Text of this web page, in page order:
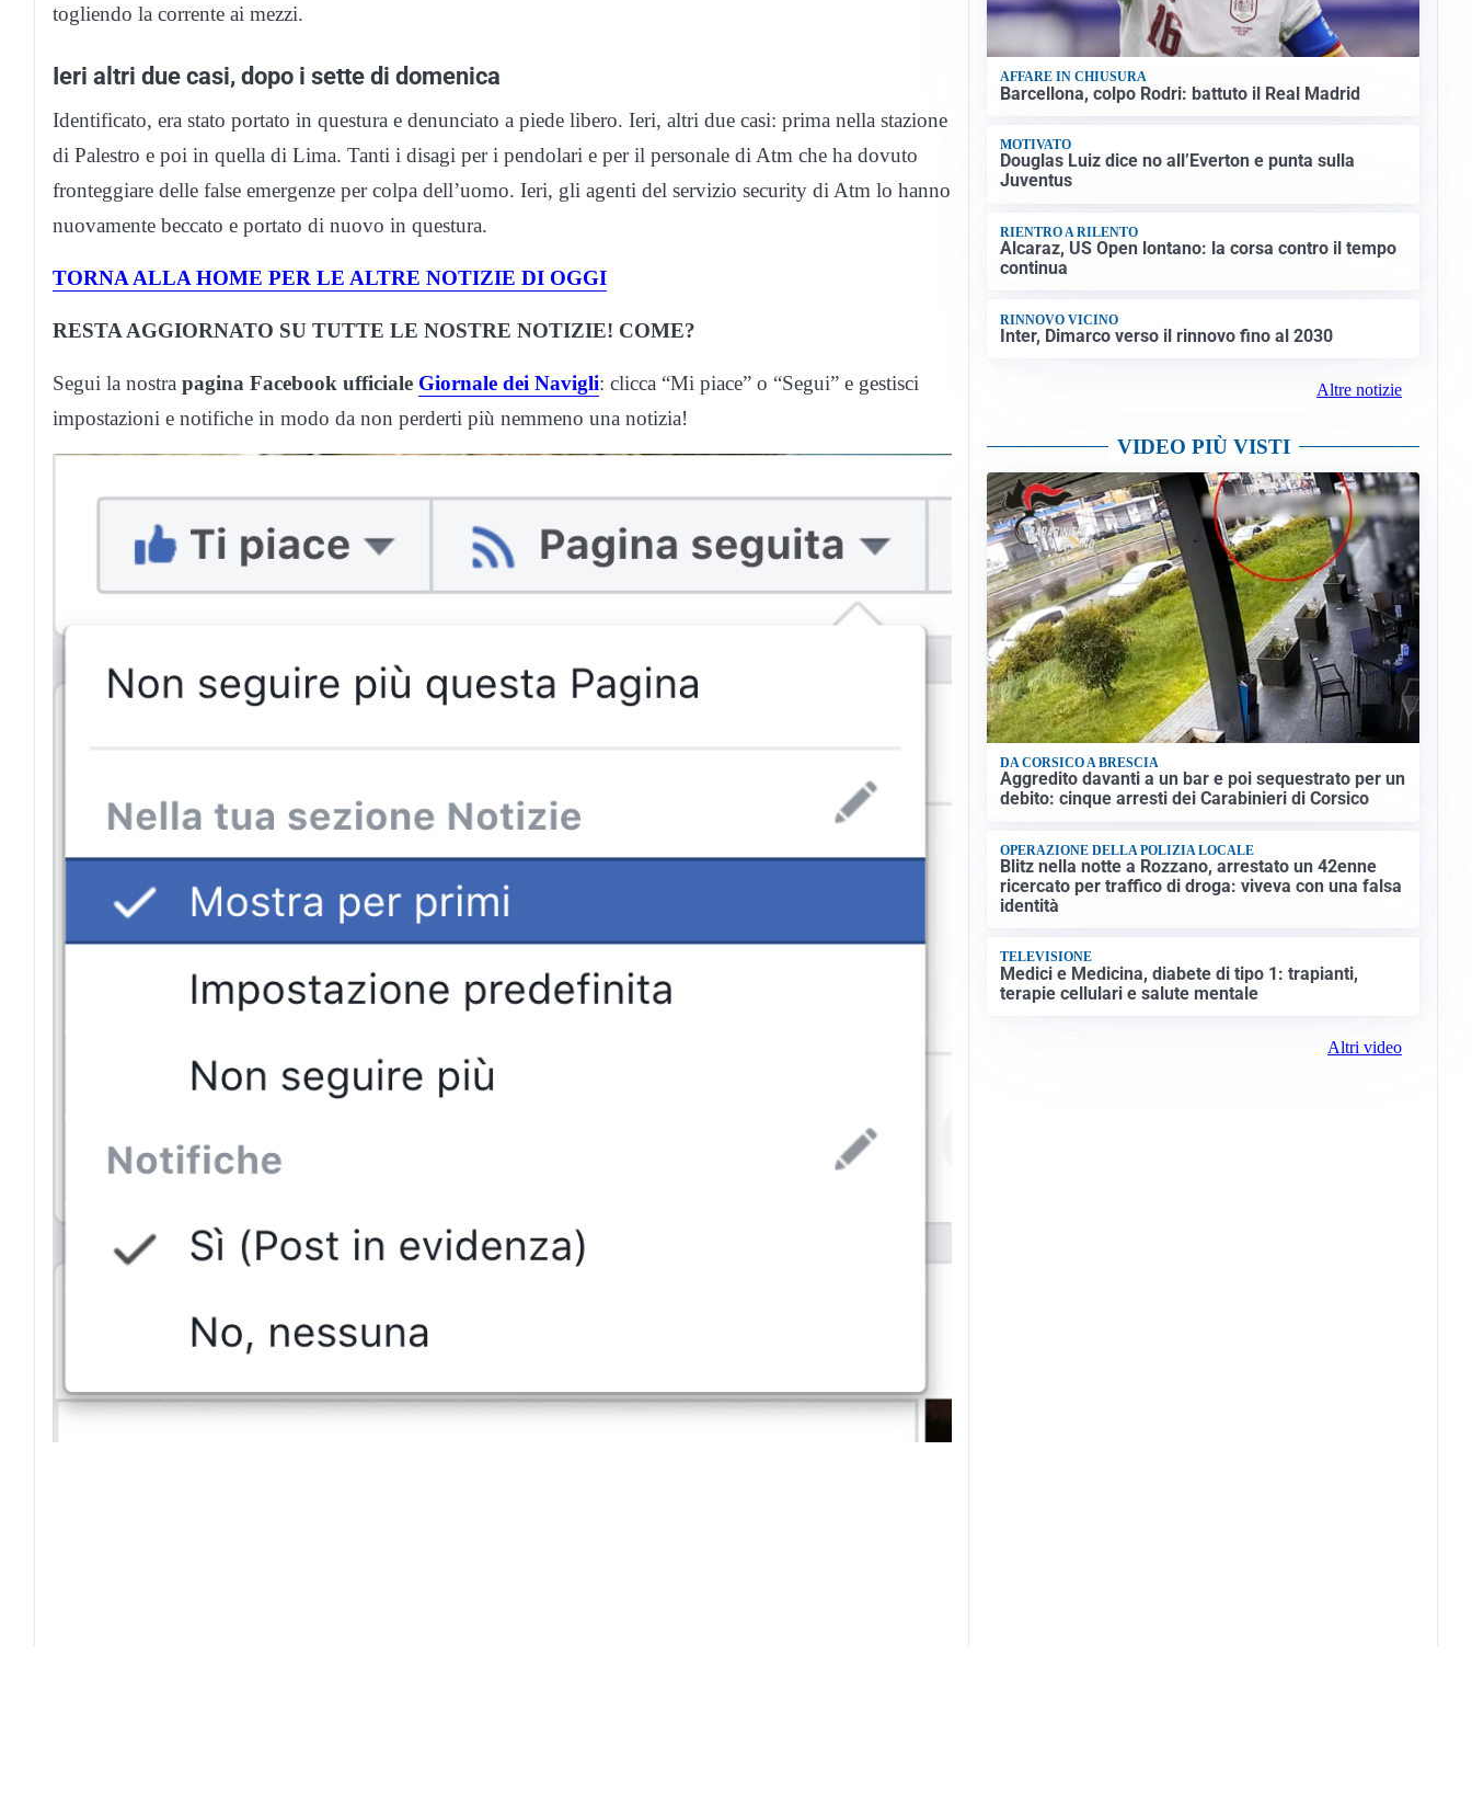
togliendo la corrente ai mezzi.
Ieri altri due casi, dopo i sette di domenica
Identificato, era stato portato in questura e denunciato a piede libero. Ieri, altri due casi: prima nella stazione
di Palestro e poi in quella di Lima. Tanti i disagi per i pendolari e per il personale di Atm che ha dovuto
fronteggiare delle false emergenze per colpa dell’uomo. Ieri, gli agenti del servizio security di Atm lo hanno
nuovamente beccato e portato di nuovo in questura.
TORNA ALLA HOME PER LE ALTRE NOTIZIE DI OGGI
RESTA AGGIORNATO SU TUTTE LE NOSTRE NOTIZIE! COME?
Segui la nostra pagina Facebook ufficiale Giornale dei Navigli: clicca “Mi piace” o “Segui” e gestisci
impostazioni e notifiche in modo da non perderti più nemmeno una notizia!
AFFARE IN CHIUSURA
Barcellona, colpo Rodri: battuto il Real Madrid
MOTIVATO
Douglas Luiz dice no all’Everton e punta sulla
Juventus
RIENTRO A RILENTO
Alcaraz, US Open lontano: la corsa contro il tempo
continua
RINNOVO VICINO
Inter, Dimarco verso il rinnovo fino al 2030
Altre notizie
VIDEO PIÙ VISTI
DA CORSICO A BRESCIA
Aggredito davanti a un bar e poi sequestrato per un
debito: cinque arresti dei Carabinieri di Corsico
OPERAZIONE DELLA POLIZIA LOCALE
Blitz nella notte a Rozzano, arrestato un 42enne
ricercato per traffico di droga: viveva con una falsa
identità
TELEVISIONE
Medici e Medicina, diabete di tipo 1: trapianti,
terapie cellulari e salute mentale
Altri video